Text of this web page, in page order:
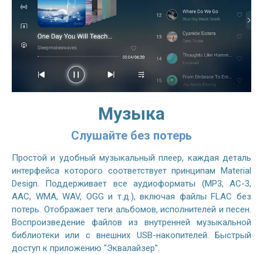
Музыка
Слушайте без потерь
Простой и удобный музыкальный плеер, каждая деталь
интерфейса которого соответствует принципам Material
Design. Поддерживает все аудиоформаты (MP3, AC-3,
AAC, WMA, WAV, OGG и т.д.), включая файлы FLAC без
потерь. Отображает теги альбомов, исполнителей и песен.
Воспроизведение файлов из внутренней музыкальной
библиотеки или с внешних USB-накопителей. Быстрый
доступ к приложению "Эквалайзер".